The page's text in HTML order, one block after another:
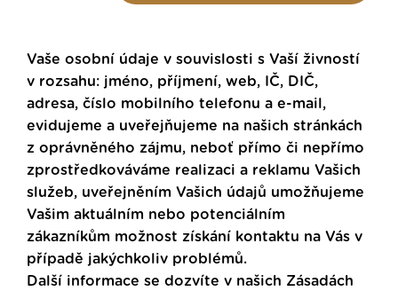
Vaše osobní údaje v souvislosti s Vaší živností
v rozsahu: jméno, příjmení, web, IČ, DIČ,
adresa, číslo mobilního telefonu a e-mail,
evidujeme a uveřejňujeme na našich stránkách
z oprávněného zájmu, neboť přímo či nepřímo
zprostředkováváme realizaci a reklamu Vašich
služeb, uveřejněním Vašich údajů umožňujeme
Vašim aktuálním nebo potenciálním
zákazníkům možnost získání kontaktu na Vás v
případě jakýchkoliv problémů.
Další informace se dozvíte v našich Zásadách